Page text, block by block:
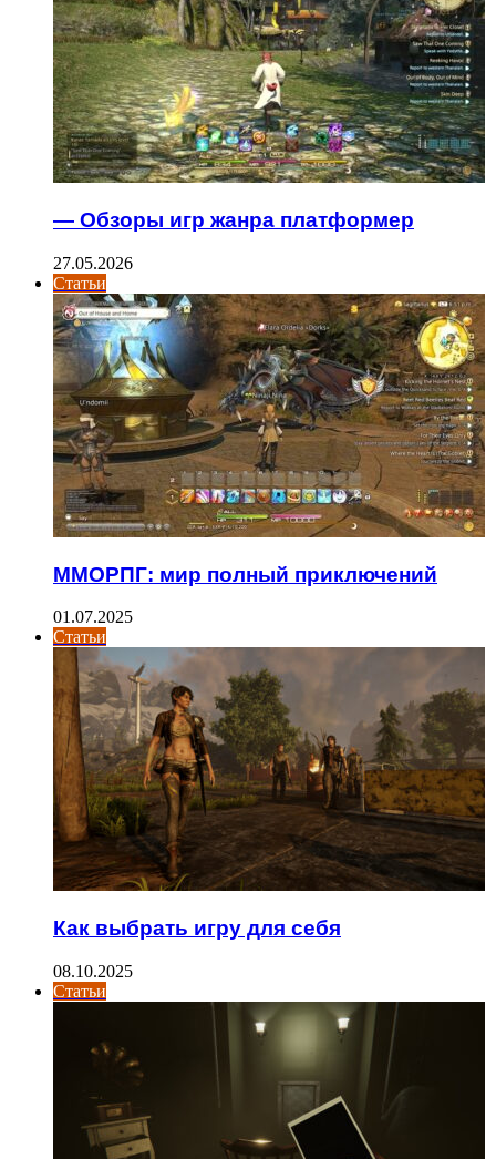
— Обзоры игр жанра платформер
27.05.2026
Статьи
ММОРПГ: мир полный приключений
01.07.2025
Статьи
Как выбрать игру для себя
08.10.2025
Статьи